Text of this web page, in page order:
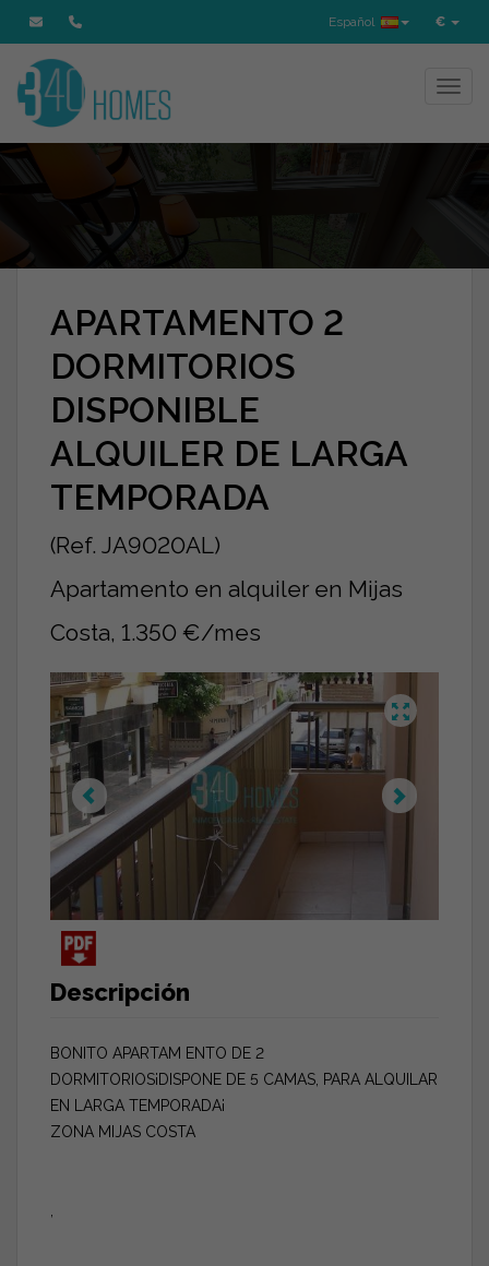
€
Español
APARTAMENTO 2
DORMITORIOS
DISPONIBLE
ALQUILER DE LARGA
TEMPORADA
(Ref. JA9020AL)
Apartamento en alquiler en Mijas
Costa, 1.350 €/mes
Descripción
BONITO APARTAM ENTO DE 2
DORMITORIOS¡DISPONE DE 5 CAMAS, PARA ALQUILAR
EN LARGA TEMPORADA¡
ZONA MIJAS COSTA